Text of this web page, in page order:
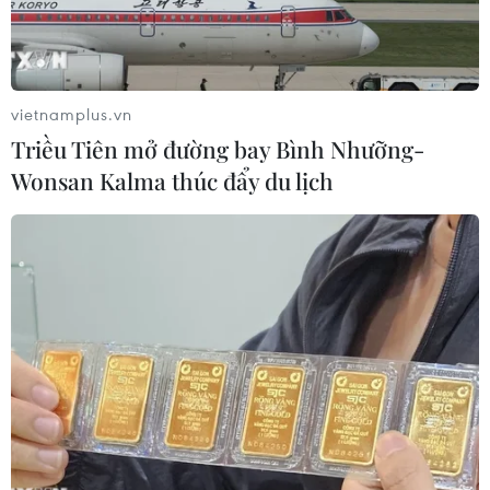
nhất của Nhật Bản. Đây là năm thứ năm liên
tiếp Toyota đạt được danh hiệunày.
Đứng sau thương hiệu Toyota chính là Honda và
Canon. Chín vị trí đứng đầu trongbảng xếp hạng
năm 2013 không có gì thay đổi so với trước.
Nikon đã từ vị trí thứ12 của năm ngoái vươn
lên đứng ở vị trí thứ 10.
Trong khi đó, hãng nghiên cứu J. D. Power and
Associates của Mỹ ngày 14/2 chohay thương
hiệu xe hơi hạng sang của Toyota là Lexus xếp ở
vị trí cao nhất trongsố các thương hiệu xe đáng
tin cậy nhất trong năm 2013. Đây là lần thứ hai
liêntiếp, Lexus đứng ở vị trí này.
vietnamplus.vn
Triều Tiên mở đường bay Bình Nhưỡng-
Wonsan Kalma thúc đẩy du lịch